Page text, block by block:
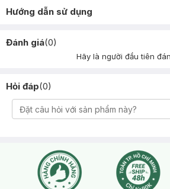
Hướng dẫn sử dụng
Đánh giá(0)
Hãy là người đầu tiên
Hỏi đáp(0)